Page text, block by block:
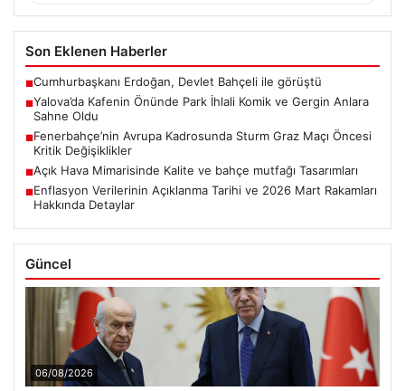
Son Eklenen Haberler
■Cumhurbaşkanı Erdoğan, Devlet Bahçeli ile görüştü
■Yalova’da Kafenin Önünde Park İhlali Komik ve Gergin Anlara
Sahne Oldu
■Fenerbahçe’nin Avrupa Kadrosunda Sturm Graz Maçı Öncesi
Kritik Değişiklikler
■Açık Hava Mimarisinde Kalite ve bahçe mutfağı Tasarımları
■Enflasyon Verilerinin Açıklanma Tarihi ve 2026 Mart Rakamları
Hakkında Detaylar
Güncel
06/08/2026